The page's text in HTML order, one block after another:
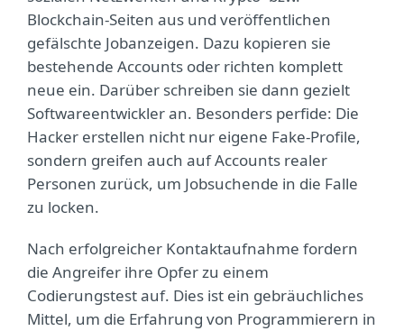
Blockchain-Seiten aus und veröffentlichen
gefälschte Jobanzeigen. Dazu kopieren sie
bestehende Accounts oder richten komplett
neue ein. Darüber schreiben sie dann gezielt
Softwareentwickler an. Besonders perfide: Die
Hacker erstellen nicht nur eigene Fake-Profile,
sondern greifen auch auf Accounts realer
Personen zurück, um Jobsuchende in die Falle
zu locken.
Nach erfolgreicher Kontaktaufnahme fordern
die Angreifer ihre Opfer zu einem
Codierungstest auf. Dies ist ein gebräuchliches
Mittel, um die Erfahrung von Programmierern in